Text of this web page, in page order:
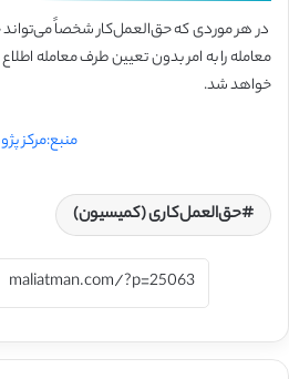
در هر موردی که حق‌العمل‌کار شخصاً می‌تواند
معامله را به امر بدون تعیین طرف معامله
خواهد شد.
منبع:مرکز
حق‌العمل‌کاری (‌کمیسیون)